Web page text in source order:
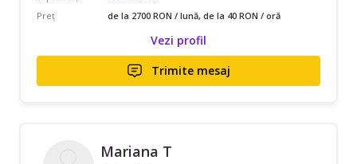
Preț
de la 2700 RON / lună, de la 40 RON / oră
Vezi profil
Trimite mesaj
Mariana T